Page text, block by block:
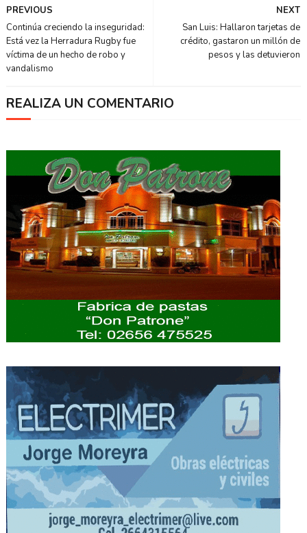
NEXT
San Luis: Hallaron tarjetas de
crédito, gastaron un millón de
pesos y las detuvieron
PREVIOUS
Continúa creciendo la inseguridad:
Está vez la Herradura Rugby fue
víctima de un hecho de robo y
vandalismo
REALIZA UN COMENTARIO